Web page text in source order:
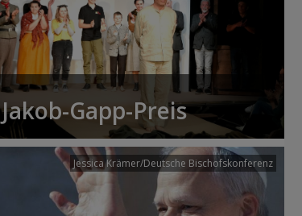
Personen Pfarren Einrichtungen
Jakob-Gapp-Preis
Jessica Krämer/Deutsche Bischofskonferenz